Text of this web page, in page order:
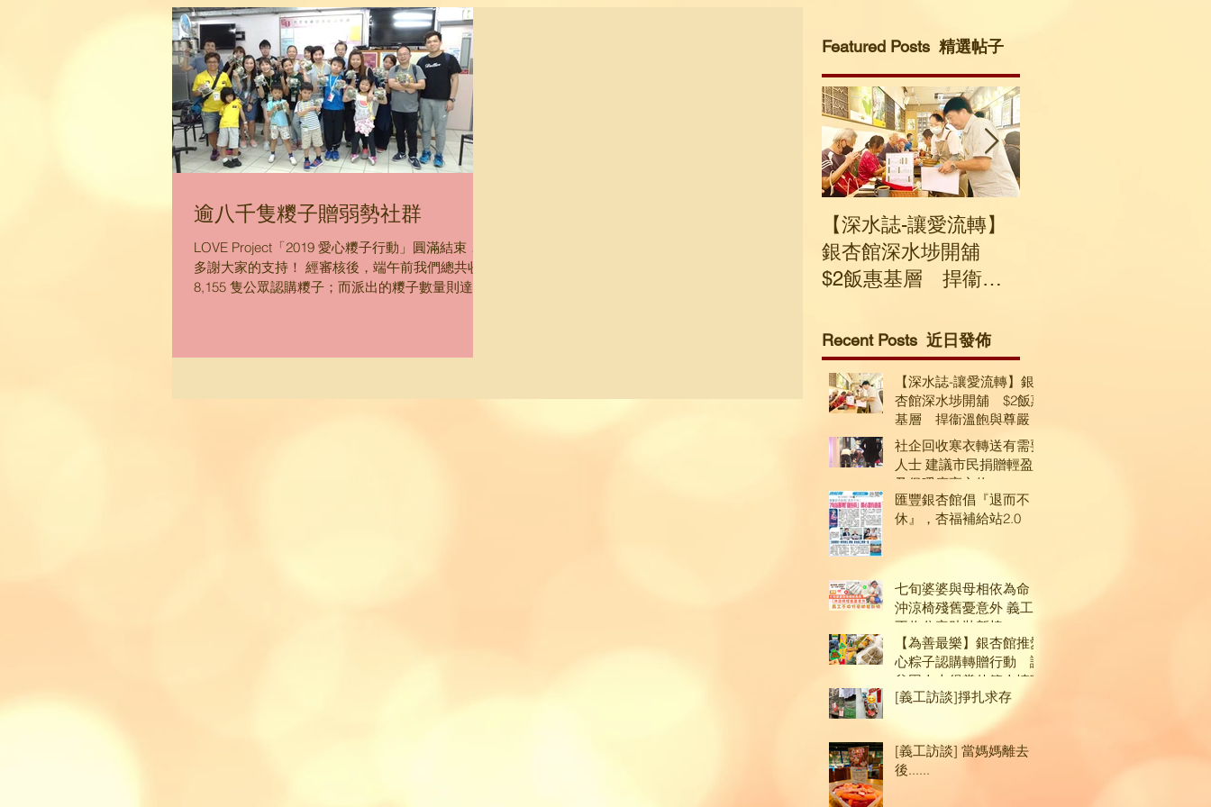
逾八千隻糭子贈弱勢社群
LOVE Project「2019 愛心糭子行動」圓滿結束，很
多謝大家的支持！ 經審核後，端午前我們總共收到
8,155 隻公眾認購糭子；而派出的糭子數量則達
Featured Posts 精選帖子
【深水誌-讓愛流轉】
銀杏館深水埗開舖
$2飯惠基層 捍衞溫
Recent Posts 近日發佈
【深水誌-讓愛流轉】銀
杏館深水埗開舖 $2飯惠
基層 捍衞溫飽與尊嚴
社企回收寒衣轉送有需要
人士 建議市民捐贈輕盈
及保暖度高衣物
匯豐銀杏館倡『退而不
休』，杏福補給站2.0
七旬婆婆與母相依為命
沖涼椅殘舊憂意外 義工
不收分毫助裝新椅
【為善最樂】銀杏館推愛
心粽子認購轉贈行動 讓
貧困人士得嘗佳節人情味
[義工訪談]掙扎求存
[義工訪談] 當媽媽離去
後......